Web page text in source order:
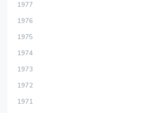
1977
1976
1975
1974
1973
1972
1971